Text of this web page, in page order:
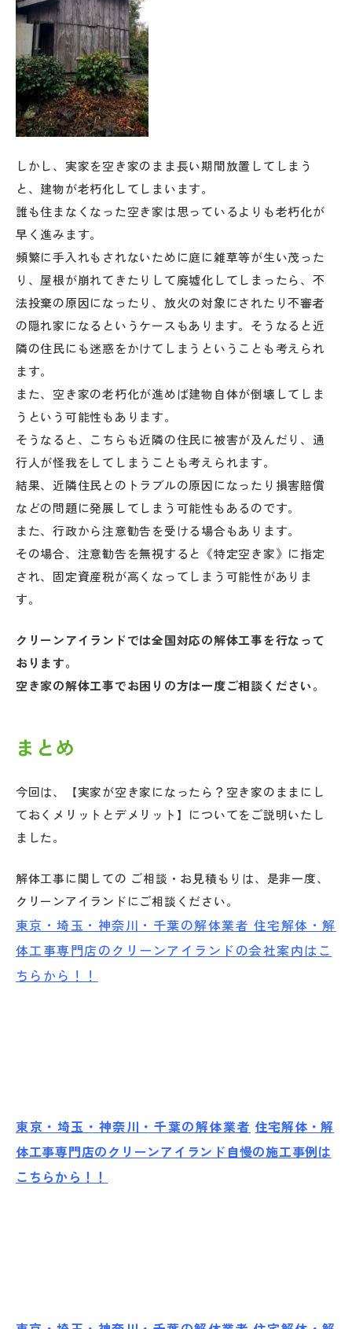
しかし、実家を空き家のまま長い期間放置してしまう
と、建物が老朽化してしまいます。
誰も住まなくなった空き家は思っているよりも老朽化が
早く進みます。
頻繁に手入れもされないために庭に雑草等が生い茂った
り、屋根が崩れてきたりして廃墟化してしまったら、不
法投棄の原因になったり、放火の対象にされたり不審者
の隠れ家になるというケースもあります。そうなると近
隣の住民にも迷惑をかけてしまうということも考えられ
ます。
また、空き家の老朽化が進めば建物自体が倒壊してしま
うという可能性もあります。
そうなると、こちらも近隣の住民に被害が及んだり、通
行人が怪我をしてしまうことも考えられます。
結果、近隣住民とのトラブルの原因になったり損害賠償
などの問題に発展してしまう可能性もあるのです。
また、行政から注意勧告を受ける場合もあります。
その場合、注意勧告を無視すると《特定空き家》に指定
され、固定資産税が高くなってしまう可能性がありま
す。
クリーンアイランドでは全国対応の解体工事を行なって
おります。
空き家の解体工事でお困りの方は一度ご相談ください。
まとめ
今回は、【実家が空き家になったら？空き家のままにし
ておくメリットとデメリット】についてをご説明いたし
ました。
解体工事に関しての ご相談・お見積もりは、是非一度、
クリーンアイランドにご相談ください。
東京・埼玉・神奈川・千葉の解体業者 住宅解体・解
体工事専門店のクリーンアイランドの会社案内はこ
ちらから！！
東京・埼玉・神奈川・千葉の解体業者 住宅解体・解
体工事専門店のクリーンアイランド自慢の施工事例は
こちらから！！